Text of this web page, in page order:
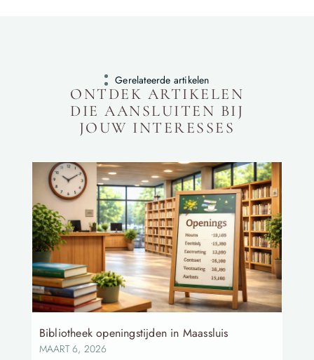
Gerelateerde artikelen
ONTDEK ARTIKELEN
DIE AANSLUITEN BIJ
JOUW INTERESSES
Bibliotheek openingstijden in Maassluis
MAART 6, 2026